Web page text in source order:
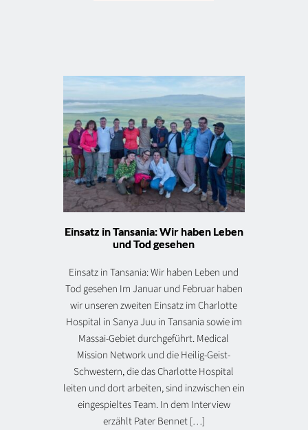
Einsatz in Tansania: Wir haben Leben
und Tod gesehen
Einsatz in Tansania: Wir haben Leben und
Tod gesehen Im Januar und Februar haben
wir unseren zweiten Einsatz im Charlotte
Hospital in Sanya Juu in Tansania sowie im
Massai-Gebiet durchgeführt. Medical
Mission Network und die Heilig-Geist-
Schwestern, die das Charlotte Hospital
leiten und dort arbeiten, sind inzwischen ein
eingespieltes Team. In dem Interview
erzählt Pater Bennet […]